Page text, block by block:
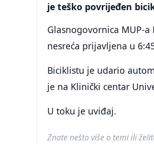
je teško povrijeđen
Glasnogovornica MUP-
nesreća prijavljena u
Biciklistu je udario
je na Klinički centar
U toku je uviđaj.
Znate nešto više o temi ili